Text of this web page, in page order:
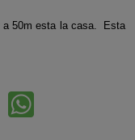
a 50m esta la casa. Esta